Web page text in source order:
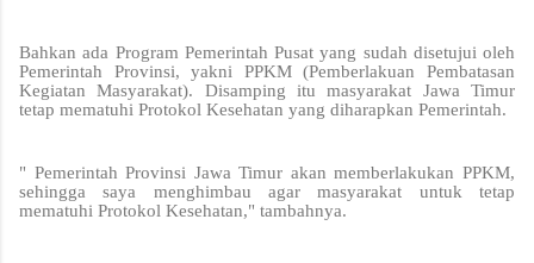
Bahkan ada Program Pemerintah Pusat yang sudah disetujui oleh
Pemerintah Provinsi, yakni PPKM (Pemberlakuan Pembatasan
Kegiatan Masyarakat). Disamping itu masyarakat Jawa Timur
tetap mematuhi Protokol Kesehatan yang diharapkan Pemerintah.
" Pemerintah Provinsi Jawa Timur akan memberlakukan PPKM,
sehingga saya menghimbau agar masyarakat untuk tetap
mematuhi Protokol Kesehatan," tambahnya.